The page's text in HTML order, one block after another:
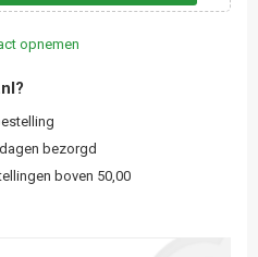
bezorgd
boven 50,00